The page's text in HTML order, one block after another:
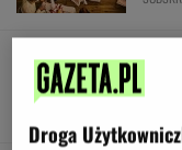
To
Droga